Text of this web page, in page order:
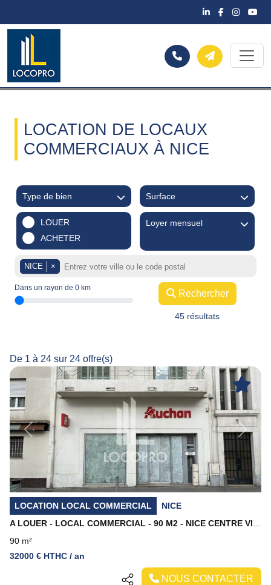
LOCATION DE LOCAUX
COMMERCIAUX À NICE
Type de bien Surface
LOUER
ACHETER
Loyer mensuel
NICE ×
Dans un rayon de 0 km
Rechercher
45 résultats
De 1 à 24 sur 24 offre(s)
Previous Next
LOCATION LOCAL COMMERCIAL
NICE
90 m²
32000 € HTHC / an
NOUS CONTACTER